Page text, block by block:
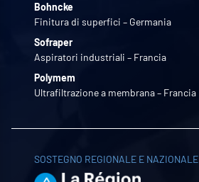
Bohncke
Finitura di superfici – Germania
Sofraper
Aspiratori industriali – Francia
Polymem
Ultrafiltrazione a membrana – Francia
SOSTEGNO REGIONALE E NAZIONALE